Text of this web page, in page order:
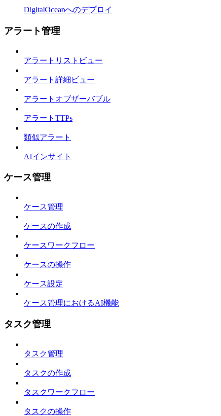
DigitalOceanへのデプロイ
アラート管理
アラートリストビュー
アラート詳細ビュー
アラートオブザーバブル
アラートTTPs
類似アラート
AIインサイト
ケース管理
ケース管理
ケースの作成
ケースワークフロー
ケースの操作
ケース設定
ケース管理におけるAI機能
タスク管理
タスク管理
タスクの作成
タスクワークフロー
タスクの操作